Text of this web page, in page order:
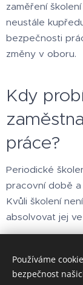
zaměření
neustále
bezpečnosti
změny v oboru.
Kdy
práce?
Periodické
pracovní době a
Kvůli školení
absolvovat jej
Používáme
bezpečnost